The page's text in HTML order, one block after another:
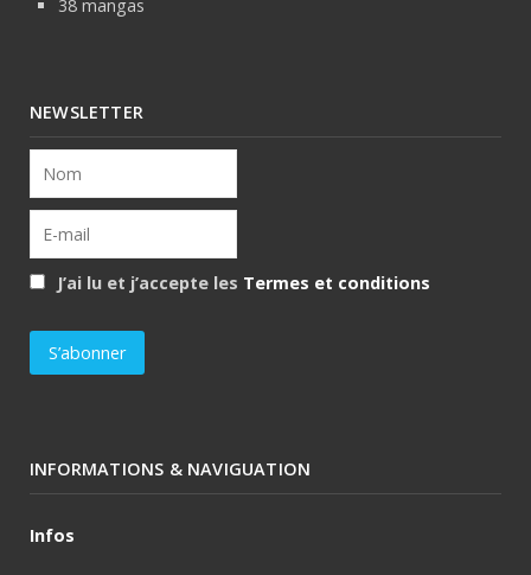
38 mangas
NEWSLETTER
J’ai lu et j’accepte les Termes et conditions
INFORMATIONS & NAVIGUATION
Infos